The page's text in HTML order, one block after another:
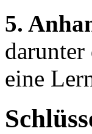
5.
eine